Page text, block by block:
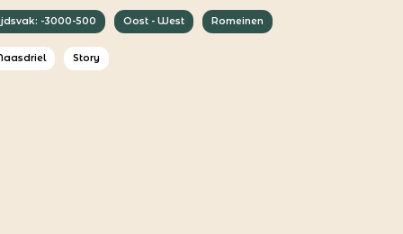
-3000-500 Oost - West Romeinen
Story